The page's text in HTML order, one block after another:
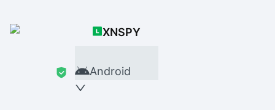
XNSPY
Android